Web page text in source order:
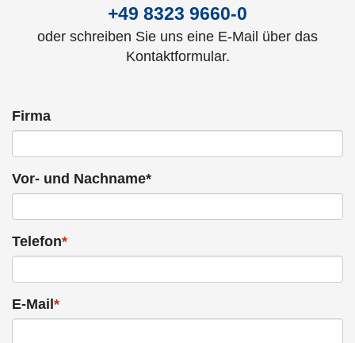
+49 8323 9660-0
oder schreiben Sie uns eine E-Mail über das
Kontaktformular.
Firma
Vor- und Nachname*
Telefon*
E-Mail*